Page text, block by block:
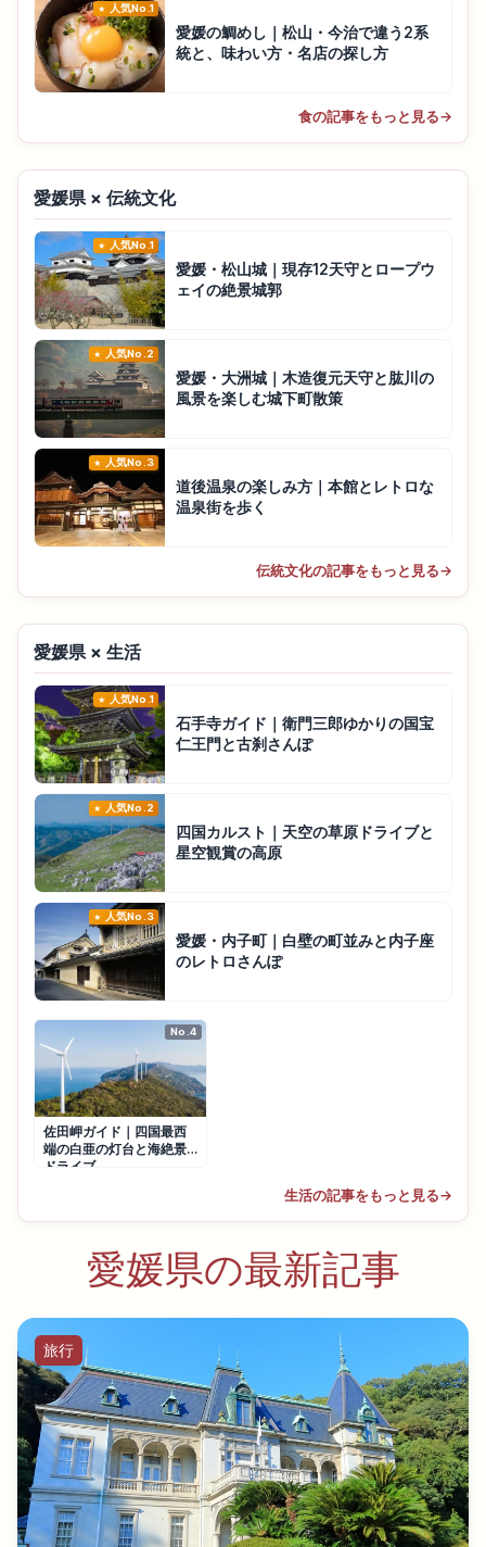
人気No.1
愛媛の鯛めし｜松山・今治で違う2系
統と、味わい方・名店の探し方
食の記事をもっと見る→
愛媛県 × 伝統文化
人気No.1
愛媛・松山城｜現存12天守とロープウ
ェイの絶景城郭
人気No.2
愛媛・大洲城｜木造復元天守と肱川の
風景を楽しむ城下町散策
人気No.3
道後温泉の楽しみ方｜本館とレトロな
温泉街を歩く
伝統文化の記事をもっと見る→
愛媛県 × 生活
人気No.1
石手寺ガイド｜衛門三郎ゆかりの国宝
仁王門と古刹さんぽ
人気No.2
四国カルスト｜天空の草原ドライブと
星空観賞の高原
人気No.3
愛媛・内子町｜白壁の町並みと内子座
のレトロさんぽ
No.4
佐田岬ガイド｜四国最西
端の白亜の灯台と海絶景
ドライブ
生活の記事をもっと見る→
愛媛県の最新記事
旅行